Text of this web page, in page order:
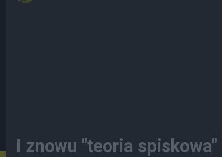
I znowu "teoria